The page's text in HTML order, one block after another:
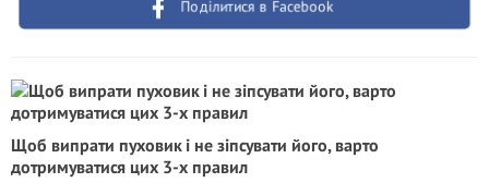
Поділитися в Facebook
Щоб випрати пуховик і не зіпсувати його, варто
дотримуватися цих 3-х правил